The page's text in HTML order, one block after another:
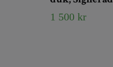
1 500 kr